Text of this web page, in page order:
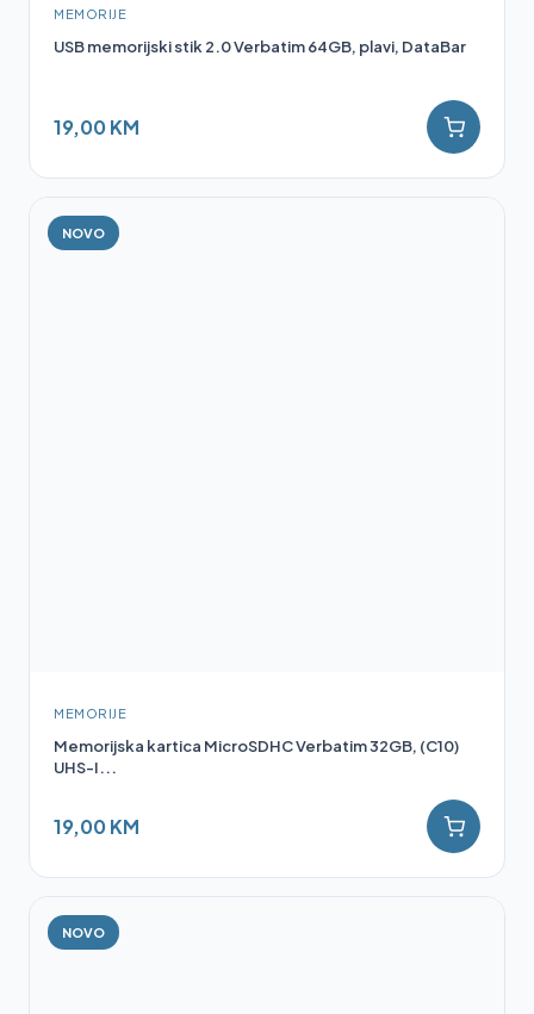
MEMORIJE
USB memorijski stik 2.0 Verbatim 64GB, plavi, DataBar
19,00 KM
NOVO
MEMORIJE
Memorijska kartica MicroSDHC Verbatim 32GB, (C10)
UHS-I...
19,00 KM
NOVO